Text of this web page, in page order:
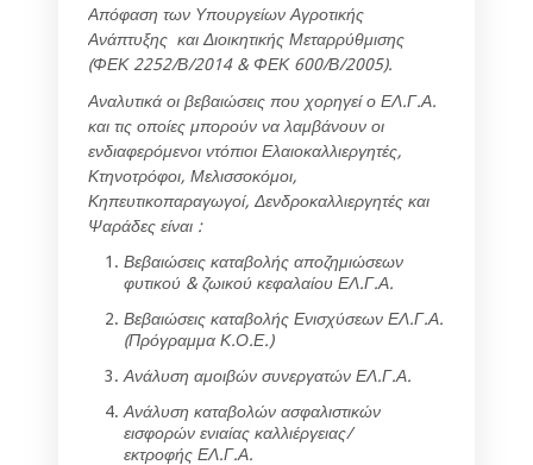
Απόφαση των Υπουργείων Αγροτικής
Ανάπτυξης και Διοικητικής Μεταρρύθμισης
(ΦΕΚ 2252/Β/2014 & ΦΕΚ 600/Β/2005).
Αναλυτικά οι βεβαιώσεις που χορηγεί ο ΕΛ.Γ.Α.
και τις οποίες μπορούν να λαμβάνουν οι
ενδιαφερόμενοι ντόπιοι Ελαιοκαλλιεργητές,
Κτηνοτρόφοι, Μελισσοκόμοι,
Κηπευτικοπαραγωγοί, Δενδροκαλλιεργητές και
Ψαράδες είναι :
Βεβαιώσεις καταβολής αποζημιώσεων
φυτικού & ζωικού κεφαλαίου ΕΛ.Γ.Α.
Βεβαιώσεις καταβολής Ενισχύσεων ΕΛ.Γ.Α.
(Πρόγραμμα Κ.Ο.Ε.)
Ανάλυση αμοιβών συνεργατών ΕΛ.Γ.Α.
Ανάλυση καταβολών ασφαλιστικών
εισφορών ενιαίας καλλιέργειας/
εκτροφής ΕΛ.Γ.Α.